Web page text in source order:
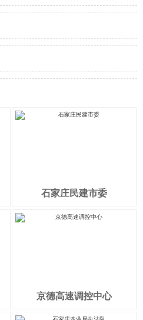
石家庄民建市委
京德高速调控中心